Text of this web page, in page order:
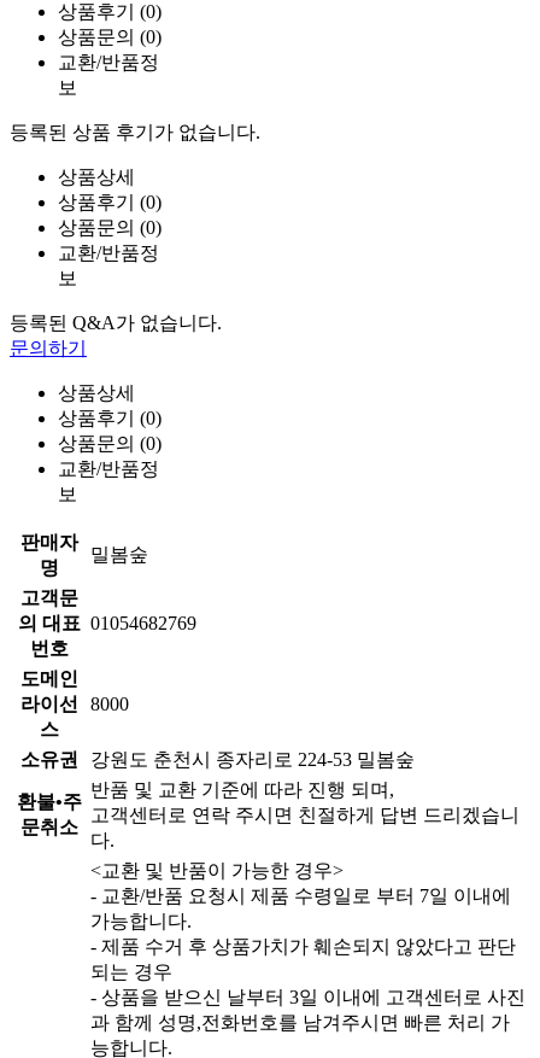
상품후기 (0)
상품문의 (0)
교환/반품정
보
등록된 상품 후기가 없습니다.
상품상세
상품후기 (0)
상품문의 (0)
교환/반품정
보
등록된 Q&A가 없습니다.
문의하기
상품상세
상품후기 (0)
상품문의 (0)
교환/반품정
보
판매자
명
밀봄숲
고객문
의 대표
번호
01054682769
도메인
라이선
스
8000
소유권 강원도 춘천시 종자리로 224-53 밀봄숲
환불•주
문취소
반품 및 교환 기준에 따라 진행 되며,
고객센터로 연락 주시면 친절하게 답변 드리겠습니
다.
<교환 및 반품이 가능한 경우>
- 교환/반품 요청시 제품 수령일로 부터 7일 이내에
가능합니다.
- 제품 수거 후 상품가치가 훼손되지 않았다고 판단
되는 경우
- 상품을 받으신 날부터 3일 이내에 고객센터로 사진
과 함께 성명,전화번호를 남겨주시면 빠른 처리 가
능합니다.